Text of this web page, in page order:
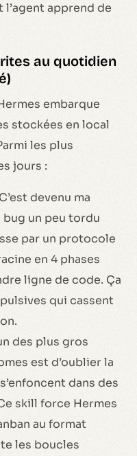
apprend de
au quotidien
embarque
stockées en local
les plus
jours :
devenu ma
bug un peu tordu
par un protocole
en 4 phases
ligne de code. Ça
qui cassent
des plus gros
est d’oublier la
dans des
skill force Hermes
au format
les boucles